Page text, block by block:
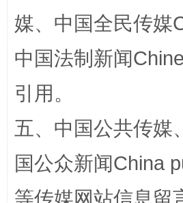
国家大学科技园优化重塑工作
媒、中国全民传媒
中国法制新闻
引用。
五、中国公共传媒
国公众新闻China
等传媒网站信息留